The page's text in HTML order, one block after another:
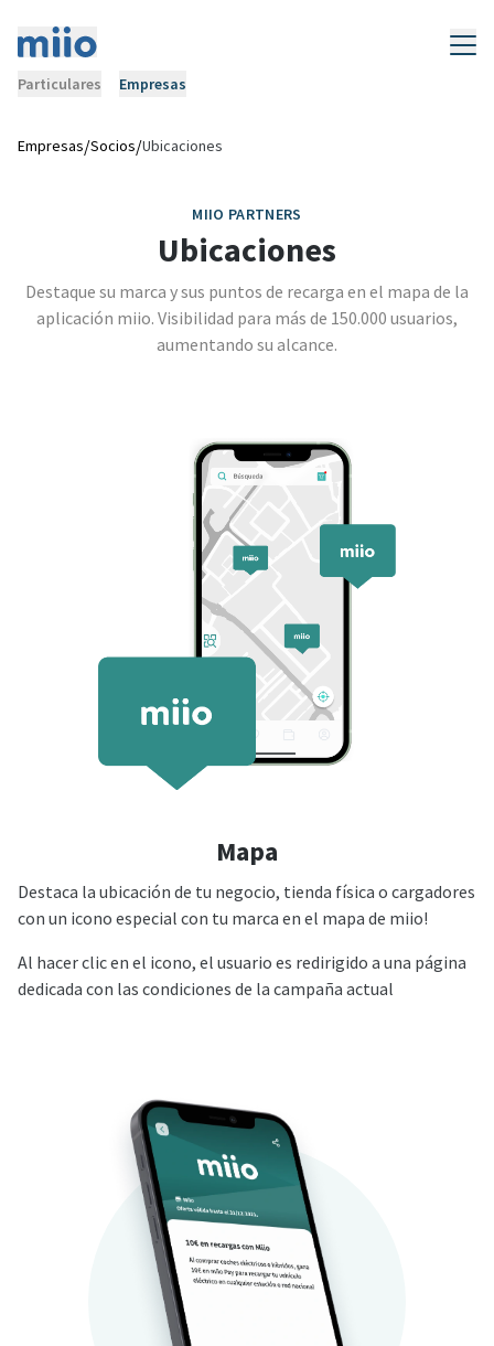
Particulares Empresas
Empresas/Socios/Ubicaciones
MIIO PARTNERS
Ubicaciones
Destaque su marca y sus puntos de recarga en el mapa de la
aplicación miio. Visibilidad para más de 150.000 usuarios,
aumentando su alcance.
Mapa
Destaca la ubicación de tu negocio, tienda física o cargadores
con un icono especial con tu marca en el mapa de miio!
Al hacer clic en el icono, el usuario es redirigido a una página
dedicada con las condiciones de la campaña actual